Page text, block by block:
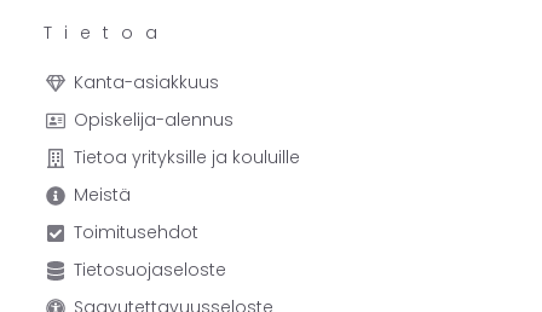
Tietoa
Kanta-asiakkuus
Opiskelija-alennus
Tietoa yrityksille ja kouluille
Meistä
Toimitusehdot
Tietosuojaseloste